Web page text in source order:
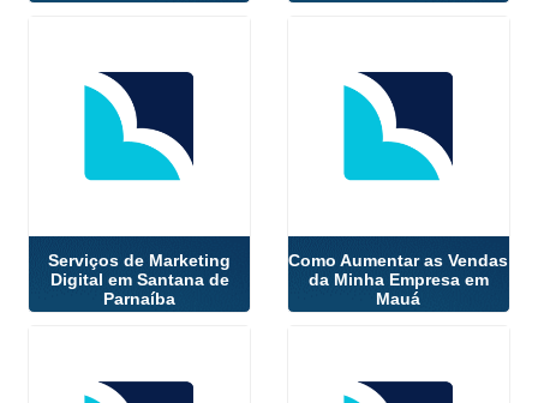
Serviços de Marketing
Digital em Santana de
Parnaíba
Como Aumentar as Vendas
da Minha Empresa em
Mauá